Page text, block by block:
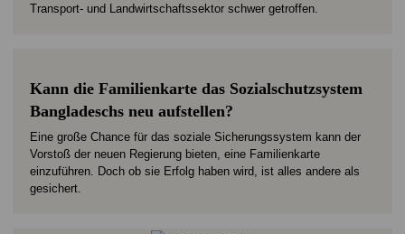
Transport- und Landwirtschaftssektor schwer getroffen.
Kann die Familienkarte das Sozialschutzsystem
Bangladeschs neu aufstellen?
Eine große Chance für das soziale Sicherungssystem kann der
Vorstoß der neuen Regierung bieten, eine Familienkarte
einzuführen. Doch ob sie Erfolg haben wird, ist alles andere als
gesichert.